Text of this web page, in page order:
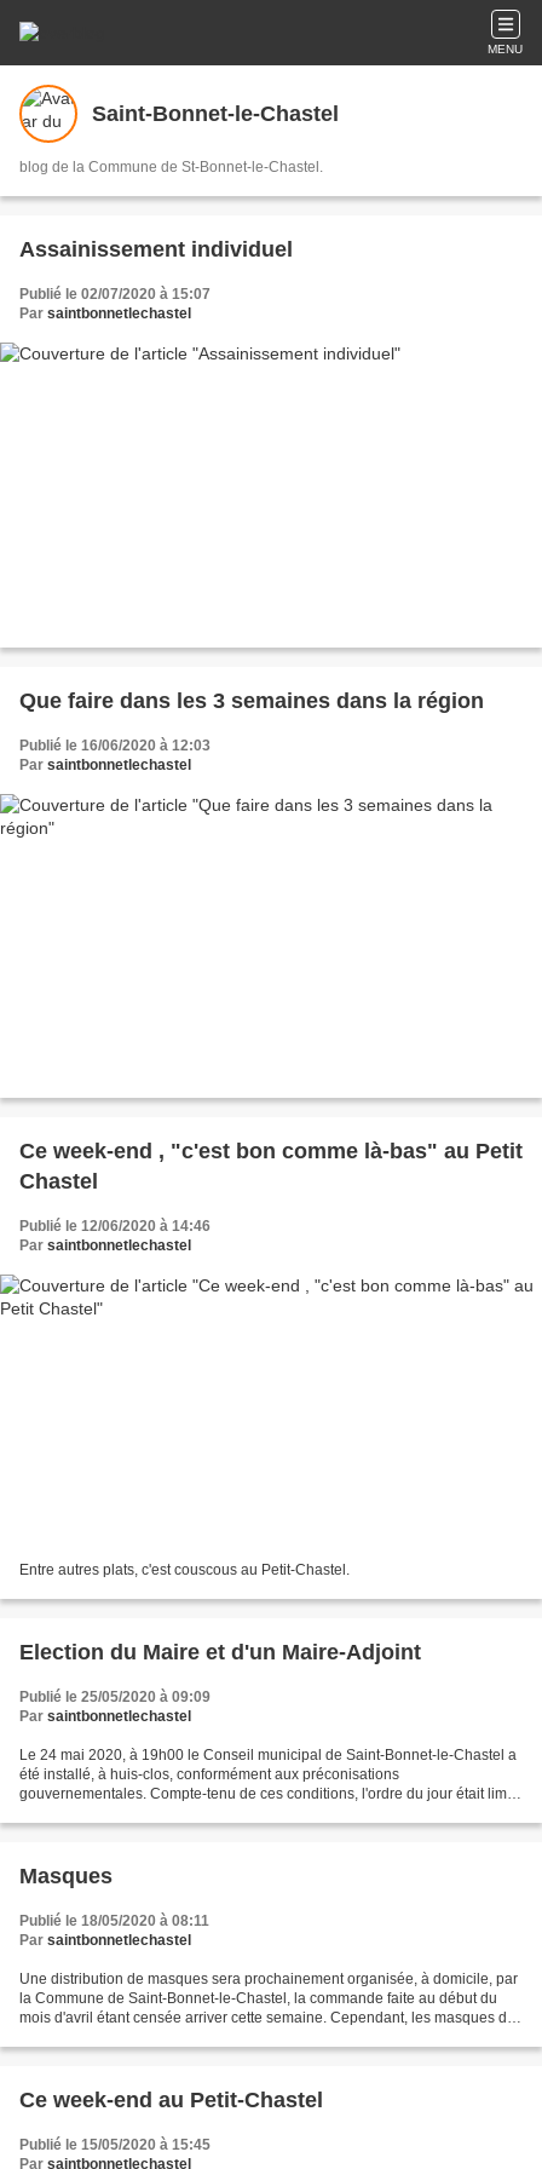
MENU
Saint-Bonnet-le-Chastel
blog de la Commune de St-Bonnet-le-Chastel.
Assainissement individuel
Publié le 02/07/2020 à 15:07
Par saintbonnetlechastel
Que faire dans les 3 semaines dans la région
Publié le 16/06/2020 à 12:03
Par saintbonnetlechastel
Ce week-end , "c'est bon comme là-bas" au Petit
Chastel
Publié le 12/06/2020 à 14:46
Par saintbonnetlechastel
Entre autres plats, c'est couscous au Petit-Chastel.
Election du Maire et d'un Maire-Adjoint
Publié le 25/05/2020 à 09:09
Par saintbonnetlechastel
Le 24 mai 2020, à 19h00 le Conseil municipal de Saint-Bonnet-le-Chastel a
été installé, à huis-clos, conformément aux préconisations
gouvernementales. Compte-tenu de ces conditions, l'ordre du jour était limité
Masques
Publié le 18/05/2020 à 08:11
Par saintbonnetlechastel
Une distribution de masques sera prochainement organisée, à domicile, par
la Commune de Saint-Bonnet-le-Chastel, la commande faite au début du
mois d'avril étant censée arriver cette semaine. Cependant, les masques de
Ce week-end au Petit-Chastel
Publié le 15/05/2020 à 15:45
Par saintbonnetlechastel